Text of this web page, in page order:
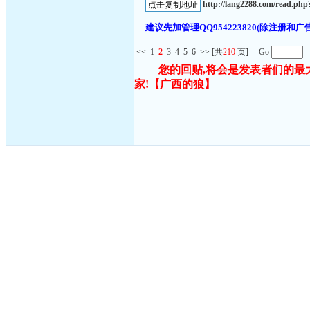
http://lang2288.com/
建议先加管理QQ954223820(除注册和
<< 1 2 3 4 5 6 >> [共210 页] Go
您的回贴,将会是发表者们的
家! 【广西的狼】